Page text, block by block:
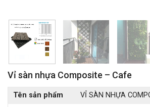
Vỉ sàn nhựa Composite – Cafe
Giá
Giá
Tên sản phẩm
VỈ SÀN NHỰA